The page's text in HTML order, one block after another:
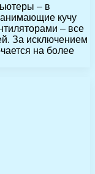
– в
кучу
– все
За исключением
на более